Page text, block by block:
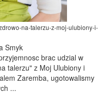
na-talerzu-z-moj-ulubiony-i-
Smyk
brac udzial w
talerzu" z Moj Ulubiony i
Zaremba, ugotowalismy
...